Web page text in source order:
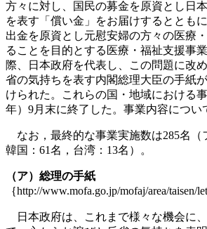
方々に対し、国民の募金を原資とし日
を表す「償い金」をお届けするととも
出金を原資とし元慰安婦の方々の医療
ることを目的とする医療・福祉支援事
際、日本政府を代表し、この問題に改
省の気持ちを表す内閣総理大臣の手紙
けられた。これらの国・地域における
年）9月末に終了した。事業内容につい
なお，最終的な事業実施数は285名（
韓国：61名，台湾：13名）。
（ア）総理の手紙
｛http://www.mofa.go.jp/mofaj/area/taisen/
日本政府は、これまで様々な機会に